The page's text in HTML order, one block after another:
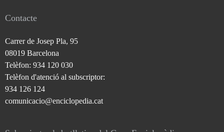
Contacte
Carrer de Josep Pla, 95
08019 Barcelona
Telèfon: 934 120 030
Telèfon d'atenció al subscriptor:
934 126 124
comunicacio@enciclopedia.cat